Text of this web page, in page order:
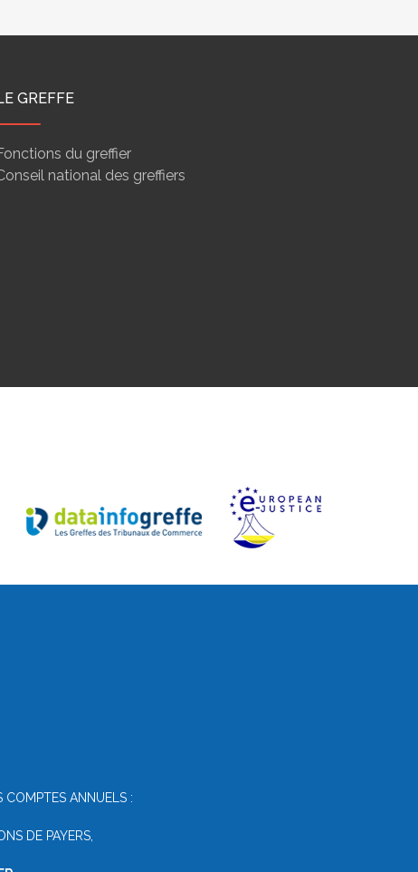
GREFFE
du greffier
national des greffiers
COMPTES ANNUELS :
DE PAYERS,